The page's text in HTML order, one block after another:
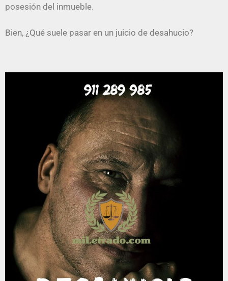
posesión del inmueble.
Bien, ¿Qué suele pasar en un juicio de desahucio?